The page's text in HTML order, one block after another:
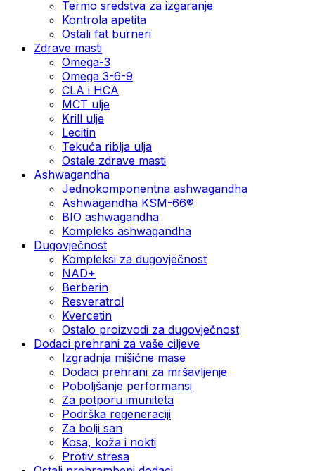
Termo sredstva za izgaranje
Kontrola apetita
Ostali fat burneri
Zdrave masti
Omega-3
Omega 3-6-9
CLA i HCA
MCT ulje
Krill ulje
Lecitin
Tekuća riblja ulja
Ostale zdrave masti
Ashwagandha
Jednokomponentna ashwagandha
Ashwagandha KSM-66®
BIO ashwagandha
Kompleks ashwagandha
Dugovječnost
Kompleksi za dugovječnost
NAD+
Berberin
Resveratrol
Kvercetin
Ostalo proizvodi za dugovječnost
Dodaci prehrani za vaše ciljeve
Izgradnja mišićne mase
Dodaci prehrani za mršavljenje
Poboljšanje performansi
Za potporu imuniteta
Podrška regeneraciji
Za bolji san
Kosa, koža i nokti
Protiv stresa